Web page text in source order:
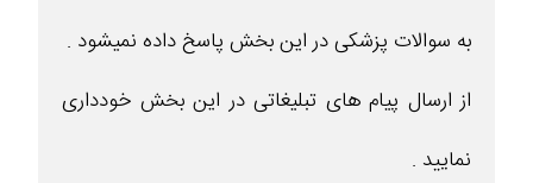
به سوالات پزشکی در این بخش پاسخ داده نمیشود .
از ارسال پیام های تبلیغاتی در این بخش خودداری
نمایید .